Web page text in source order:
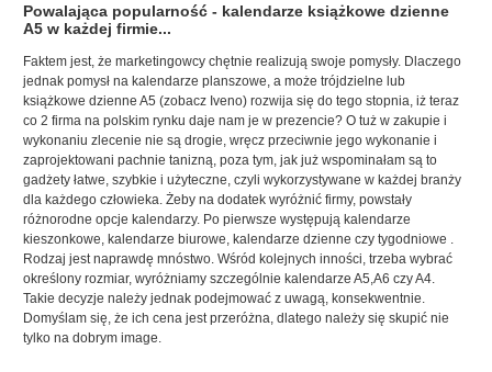
Powalająca popularność - kalendarze książkowe dzienne
A5 w każdej firmie...
Faktem jest, że marketingowcy chętnie realizują swoje pomysły. Dlaczego
jednak pomysł na kalendarze planszowe, a może trójdzielne lub
książkowe dzienne A5 (zobacz Iveno) rozwija się do tego stopnia, iż teraz
co 2 firma na polskim rynku daje nam je w prezencie? O tuż w zakupie i
wykonaniu zlecenie nie są drogie, wręcz przeciwnie jego wykonanie i
zaprojektowani pachnie tanizną, poza tym, jak już wspominałam są to
gadżety łatwe, szybkie i użyteczne, czyli wykorzystywane w każdej branży
dla każdego człowieka. Żeby na dodatek wyróżnić firmy, powstały
różnorodne opcje kalendarzy. Po pierwsze występują kalendarze
kieszonkowe, kalendarze biurowe, kalendarze dzienne czy tygodniowe
Rodzaj jest naprawdę mnóstwo. Wśród kolejnych inności, trzeba wybrać
określony rozmiar, wyróżniamy szczególnie kalendarze A5,A6 czy A4.
Takie decyzje należy jednak podejmować z uwagą, konsekwentnie.
Domyślam się, że ich cena jest przeróżna, dlatego należy się skupić nie
tylko na dobrym image.